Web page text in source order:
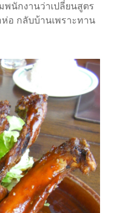
นักงานว่าเปลี่ยนสูตร
อ กลับบ้านเพราะทาน